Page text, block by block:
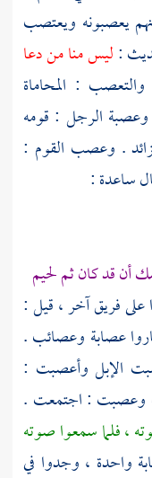
يعصبونه ويعتصب
:ليس منا من دعا
: المحاماة
وعصبة الرجل : قومه
. وعصب القوم :
ساعدة:
أن قد كان ثم لحيم
فريق آخر ، قيل :
عصابة وعصائب .
الإبل وأعصبت :
: اجتمعت .
، فلما سمعوا صوته
واحدة ، وجدوا في